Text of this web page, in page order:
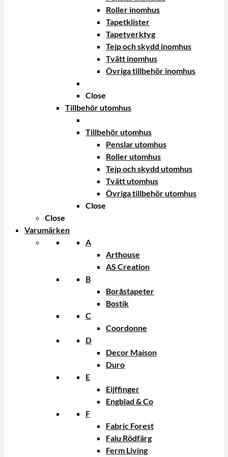
Roller inomhus
Tapetklister
Tapetverktyg
Tejp och skydd inomhus
Tvätt inomhus
Övriga tillbehör inomhus
Close
Tillbehör utomhus
Tillbehör utomhus
Penslar utomhus
Roller utomhus
Tejp och skydd utomhus
Tvätt utomhus
Övriga tillbehör utomhus
Close
Close
Varumärken
A
Arthouse
AS Creation
B
Boråstapeter
Bostik
C
Coordonne
D
Decor Maison
Duro
E
Eijffinger
Engblad & Co
F
Fabric Forest
Falu Rödfärg
Ferm Living